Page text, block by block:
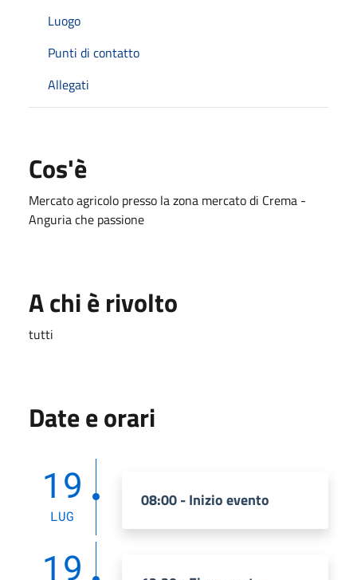
Luogo
Punti di contatto
Allegati
Cos'è
Mercato agricolo presso la zona mercato di Crema -
Anguria che passione
A chi è rivolto
tutti
Date e orari
19
LUG
08:00 - Inizio evento
19